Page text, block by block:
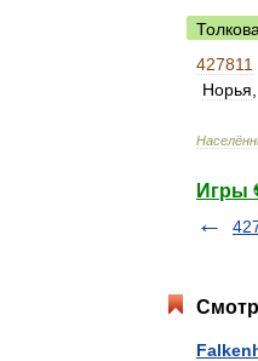
427811
Норья
Игры